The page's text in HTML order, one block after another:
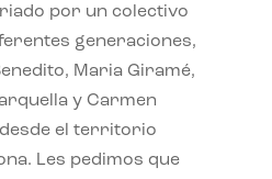
por un colectivo
generaciones,
Maria Giramé,
y Carmen
el territorio
Les pedimos que